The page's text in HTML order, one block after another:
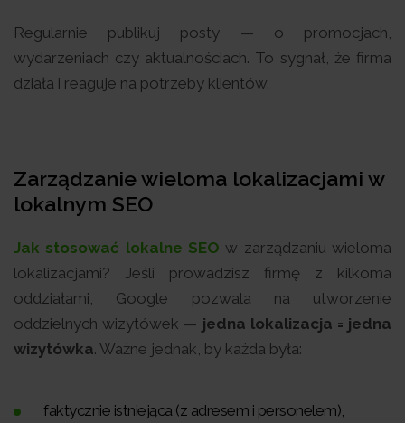
Regularnie publikuj posty — o promocjach,
wydarzeniach czy aktualnościach. To sygnał, że firma
działa i reaguje na potrzeby klientów.
Zarządzanie wieloma lokalizacjami w
lokalnym SEO
Jak stosować lokalne SEO w zarządzaniu wieloma
lokalizacjami? Jeśli prowadzisz firmę z kilkoma
oddziałami, Google pozwala na utworzenie
oddzielnych wizytówek — jedna lokalizacja = jedna
wizytówka. Ważne jednak, by każda była:
faktycznie istniejąca (z adresem i personelem),